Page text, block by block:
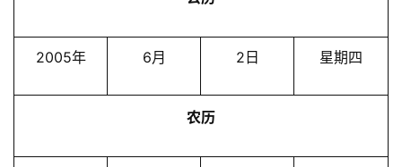
择
2005年 6月 2日 星期四
农历